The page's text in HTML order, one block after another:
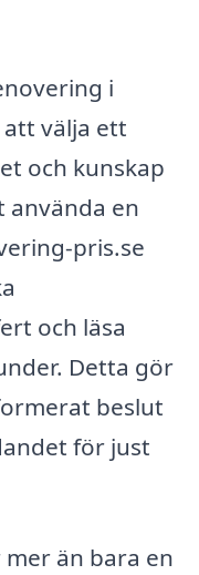
i
välja ett
och kunskap
använda en
pris.se
och läsa
Detta gör
beslut
för just
än bara en